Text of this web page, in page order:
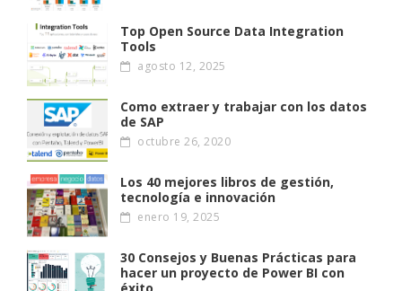
Top Open Source Data Integration
Tools
agosto 12, 2025
Como extraer y trabajar con los datos
de SAP
octubre 26, 2020
Los 40 mejores libros de gestión,
tecnología e innovación
enero 19, 2025
30 Consejos y Buenas Prácticas para
hacer un proyecto de Power BI con